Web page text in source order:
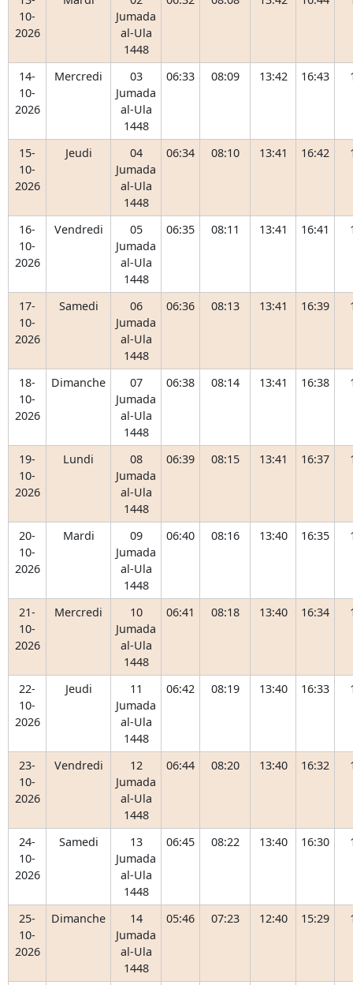
10-
2026
Jumada
al-Ula
1448
14-
10-
2026
Mercredi
03
Jumada
al-Ula
1448
06:33 08:09 13:42 16:43
15-
10-
2026
Jeudi
04
Jumada
al-Ula
1448
06:34 08:10 13:41 16:42
16-
10-
2026
Vendredi
05
Jumada
al-Ula
1448
06:35 08:11 13:41 16:41
17-
10-
2026
Samedi
06
Jumada
al-Ula
1448
06:36 08:13 13:41 16:39
18-
10-
2026
Dimanche
07
Jumada
al-Ula
1448
06:38 08:14 13:41 16:38
19-
10-
2026
Lundi
08
Jumada
al-Ula
1448
06:39 08:15 13:41 16:37
20-
10-
2026
Mardi
09
Jumada
al-Ula
1448
06:40 08:16 13:40 16:35
21-
10-
2026
Mercredi
10
Jumada
al-Ula
1448
06:41 08:18 13:40 16:34
22-
10-
2026
Jeudi
11
Jumada
al-Ula
1448
06:42 08:19 13:40 16:33
23-
10-
2026
Vendredi
12
Jumada
al-Ula
1448
06:44 08:20 13:40 16:32
24-
10-
2026
Samedi
13
Jumada
al-Ula
1448
06:45 08:22 13:40 16:30
25-
10-
2026
Dimanche
14
Jumada
al-Ula
1448
05:46 07:23 12:40 15:29